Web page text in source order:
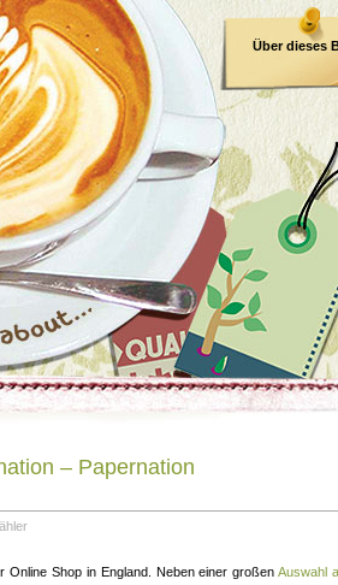
Über dieses
– Papernation
Online Shop in England. Neben einer großenAuswahl